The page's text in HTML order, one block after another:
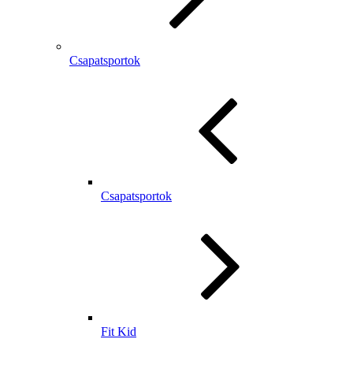
Csapatsportok
Csapatsportok
Fit Kid